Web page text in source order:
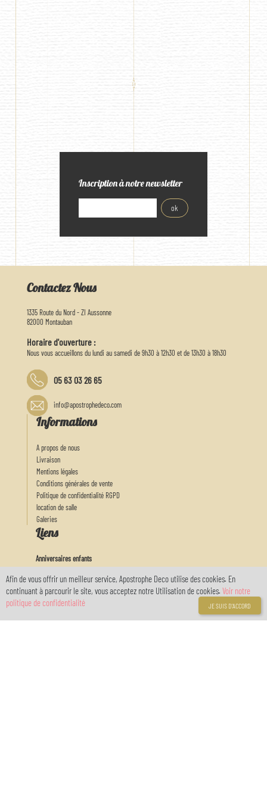
Inscription à notre newsletter
Contactez Nous
1335 Route du Nord - ZI Aussonne
82000 Montauban
Horaire d'ouverture :
Nous vous accueillons du lundi au samedi de 9h30 à 12h30 et de 13h30 à 18h30
05 63 03 26 65
info@apostrophedeco.com
Informations
A propos de nous
Livraison
Mentions légales
Conditions générales de vente
Politique de confidentialité RGPD
location de salle
Galeries
Liens
Anniversaires enfants
Decors de gateaux
Arts de la table
Actu
Feux d'artifices
Afin de vous offrir un meilleur service, Apostrophe Deco utilise des cookies. En
continuant à parcourir le site, vous acceptez notre Utilisation de cookies. Voir notre
politique de confidentialité
JE SUIS D'ACCORD